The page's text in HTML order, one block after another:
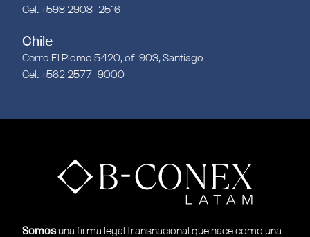
Cel: +598 2908-2516
Chile
Cerro El Plomo 5420, of. 903, Santiago
Cel: +562 2577-9000
Somosuna ﬁrma legal transnacional que nace como una